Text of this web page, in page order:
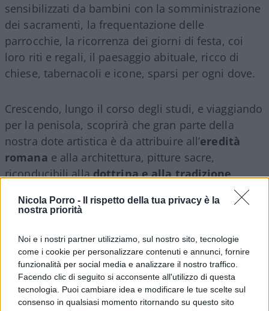
Nicola Porro -
Il rispetto della tua privacy è la
nostra priorità
Noi e i nostri partner utilizziamo, sul nostro sito, tecnologie
come i cookie per personalizzare contenuti e annunci, fornire
funzionalità per social media e analizzare il nostro traffico.
Facendo clic di seguito si acconsente all'utilizzo di questa
tecnologia. Puoi cambiare idea e modificare le tue scelte sul
consenso in qualsiasi momento ritornando su questo sito
sensibilizzati da bambini con la somministrazione
dei sacramenti, la frequentazione delle
parrocchie, la ricorrenza dei giorni di festa, coi
loro riti e regali, il paesaggio abituale, ricco di
chiese, tabernacoli e icone, sparsi per ogni dove.
Crescendo, lungo il corso degli studi, e viaggiando
per la penisola, scoprirà che gran parte della
nostra dote artistica è da attribuire all’eredità
romana e alla architettura, pitture sacre,
riconducibili alladottrina e alla tradizione
che, a sua volta, è largamente debitrice
alla rielaborazione dellafilosofia greca.
Qui la fede è un di più riguardo alla cultura, di per
sé né necessario, né sufficiente, che viene
sinteticamente indicata come giudaico-cristiana,
la stessa che, se pur ripudiata da una concezione